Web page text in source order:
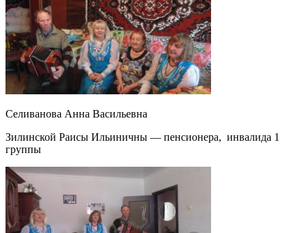
Селиванова Анна Васильевна
Зилинской Раисы Ильиничны — пенсионера, инвалида 1
группы